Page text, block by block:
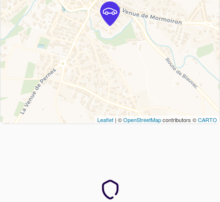
Leaflet | ©OpenStreetMapcontributors ©CARTO